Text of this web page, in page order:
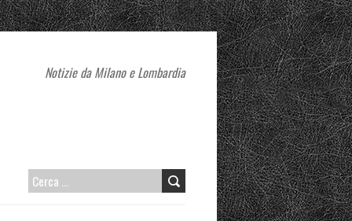
Notizie da Milano e Lombardia
RICERCA